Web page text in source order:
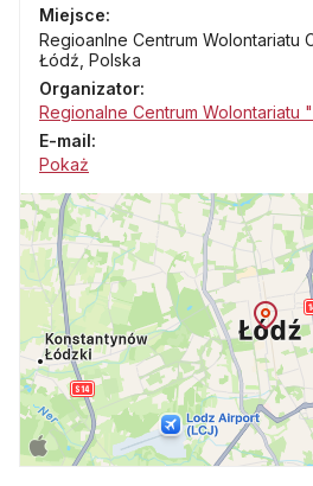
Miejsce:
Regioanlne Centrum Wolontariatu
Łódź, Polska
Organizator:
Regionalne Centrum Wolontariatu
E-mail:
Pokaż